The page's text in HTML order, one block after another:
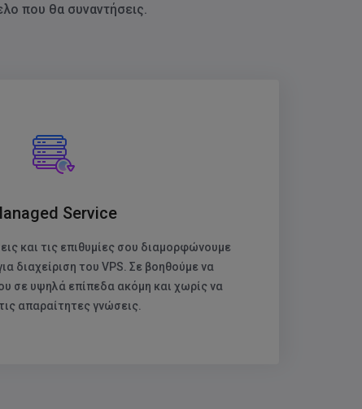
που θα συναντήσεις.
Service
και τις επιθυμίες σου διαμορφώνουμε
διαχείριση του VPS. Σε βοηθούμε να
σε υψηλά επίπεδα ακόμη και χωρίς να
απαραίτητες γνώσεις.
Λεπτομέρειες↓
Λεπτομέρειες